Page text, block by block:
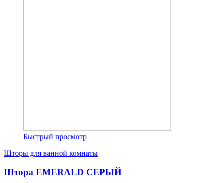
Быстрый просмотр
Шторы для ванной комнаты
Штора EMERALD СЕРЫЙ